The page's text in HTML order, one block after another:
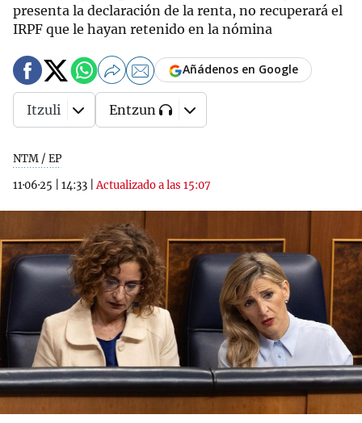
presenta la declaración de la renta, no recuperará el
IRPF que le hayan retenido en la nómina
NTM / EP
11·06·25
14:33 |Actualizado a las 15:07
Añádenos en Google
Itzuli Entzun